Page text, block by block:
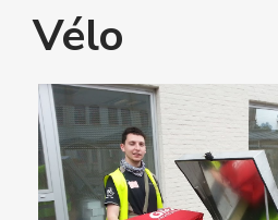
Vélo